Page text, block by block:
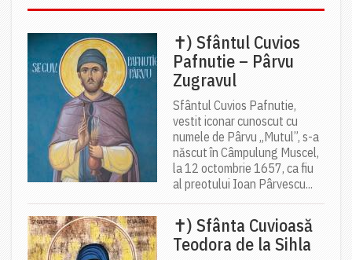
✝) Sfântul Cuvios
Pafnutie – Pârvu
Zugravul
Sfântul Cuvios Pafnutie,
vestit iconar cunoscut cu
numele de Pârvu „Mutul”, s-a
născut în Câmpulung Muscel,
la 12 octombrie 1657, ca fiu
al preotului Ioan Pârvescu...
✝) Sfânta Cuvioasă
Teodora de la Sihla